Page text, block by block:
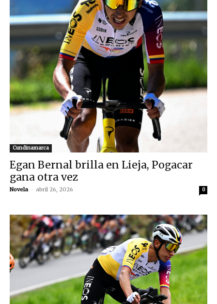
Cundinamarca
Egan Bernal brilla en Lieja, Pogacar
gana otra vez
Novela - abril 26, 2026 0